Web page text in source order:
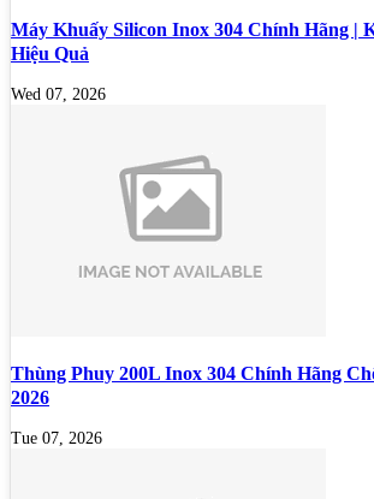
Máy Khuấy Silicon Inox 304 Chính Hãng |
Hiệu Quả
Wed 07, 2026
Thùng Phuy 200L Inox 304 Chính Hãng
2026
Tue 07, 2026